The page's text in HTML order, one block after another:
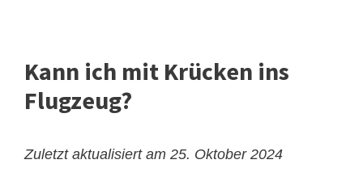
Kann ich mit Krücken ins
Flugzeug?
Zuletzt aktualisiert am 25. Oktober 2024